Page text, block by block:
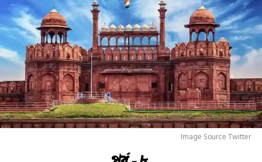
Image Source Twitter